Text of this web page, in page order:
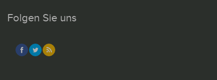
Folgen Sie uns